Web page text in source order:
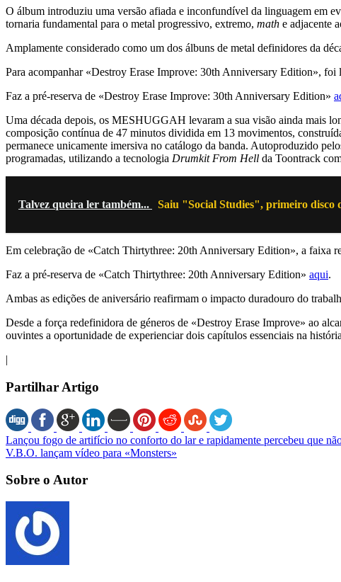
O álbum introduziu uma versão afiada e inconfundível da linguagem em
tornaria fundamental para o metal progressivo, extremo, math e adjacente
Amplamente considerado como um dos álbuns de metal definidores da
Para acompanhar «Destroy Erase Improve: 30th Anniversary Edition», foi
Faz a pré-reserva de «Destroy Erase Improve: 30th Anniversary Edition»
Uma década depois, os MESHUGGAH levaram a sua visão ainda mais
composição contínua de 47 minutos dividida em 13 movimentos,
permanece unicamente imersiva no catálogo da banda. Autoproduzido
programadas, utilizando a tecnologia Drumkit From Hell da Toontrack
Talvez queira ler também... Saiu "Social Studies", primeiro disco
Em celebração de «Catch Thirtythree: 20th Anniversary Edition», a faixa
Faz a pré-reserva de «Catch Thirtythree: 20th Anniversary Edition» aqui.
Ambas as edições de aniversário reafirmam o impacto duradouro do
Desde a força redefinidora de géneros de «Destroy Erase Improve» ao
ouvintes a oportunidade de experienciar dois capítulos essenciais na
|
Partilhar Artigo
Lançou fogo de artifício no conforto do lar e rapidamente percebeu que
V.B.O. lançam vídeo para «Monsters»
Sobre o Autor